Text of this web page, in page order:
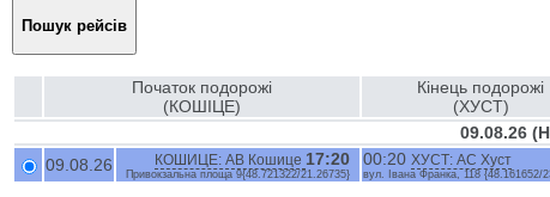
Початок подорожі
(КОШІЦЕ)
Кінець подорожі
(ХУСТ)
09.08.26
09.08.26
КОШИЦЕ: АВ Кошице 17:20
Привокзальна площа 9{48.721322/21.26735}
00:20 ХУСТ: АС Хуст
вул. Івана Франка, 118 {48.161652/